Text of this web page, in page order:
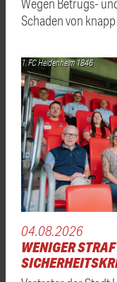
Wegen Betrugs-
Schaden von
1. FC Heidenheim 1846
04.08.2026
WENIGER